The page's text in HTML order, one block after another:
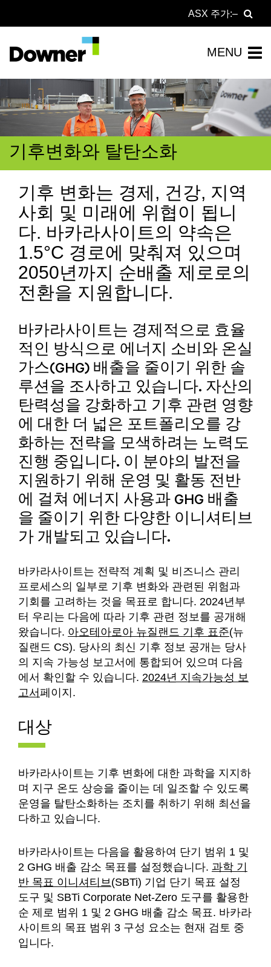
ASX 주가:
기후변화와 탈탄소화
기후 변화는 경제, 건강, 지역
사회 및 미래에 위협이 됩니
다. 바카라사이트의 약속은
1.5°C 경로에 맞춰져 있으며
2050년까지 순배출 제로로의
전환을 지원합니다.
바카라사이트는 경제적으로 효율
적인 방식으로 에너지 소비와 온실
가스(GHG) 배출을 줄이기 위한 솔
루션을 조사하고 있습니다. 자산의
탄력성을 강화하고 기후 관련 영향
에 대한 더 넓은 포트폴리오를 강
화하는 전략을 모색하려는 노력도
진행 중입니다. 이 분야의 발전을
지원하기 위해 운영 및 활동 전반
에 걸쳐 에너지 사용과 GHG 배출
을 줄이기 위한 다양한 이니셔티브
가 개발되고 있습니다.
바카라사이트는 전략적 계획 및 비즈니스 관리
프로세스의 일부로 기후 변화와 관련된 위험과
기회를 고려하는 것을 목표로 합니다. 2024년부
터 우리는 다음에 따라 기후 관련 정보를 공개해
왔습니다. 아오테아로아 뉴질랜드 기후 표준(뉴
질랜드 CS). 당사의 최신 기후 정보 공개는 당사
의 지속 가능성 보고서에 통합되어 있으며 다음
에서 확인할 수 있습니다. 2024년 지속가능성 보
고서 페이지.
대상
바카라사이트는 기후 변화에 대한 과학을 지지하
며 지구 온도 상승을 줄이는 데 일조할 수 있도록
운영을 탈탄소화하는 조치를 취하기 위해 최선을
다하고 있습니다.
바카라사이트는 다음을 활용하여 단기 범위 1 및
2 GHG 배출 감소 목표를 설정했습니다. 과학 기
반 목표 이니셔티브(SBTi) 기업 단기 목표 설정
도구 및 SBTi Corporate Net-Zero 도구를 활용한
순 제로 범위 1 및 2 GHG 배출 감소 목표. 바카라
사이트의 목표 범위 3 구성 요소는 현재 검토 중
입니다.